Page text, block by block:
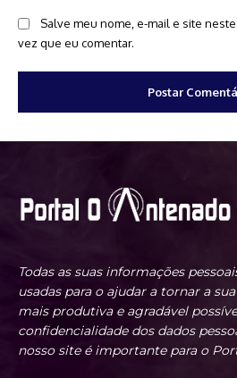
Salve meu nome, e-mail e site
vez que eu comentar.
Todas as suas informações
usadas para o ajudar a tornar a
mais produtiva e agradável
confidencialidade dos dados
nosso site é importante para o